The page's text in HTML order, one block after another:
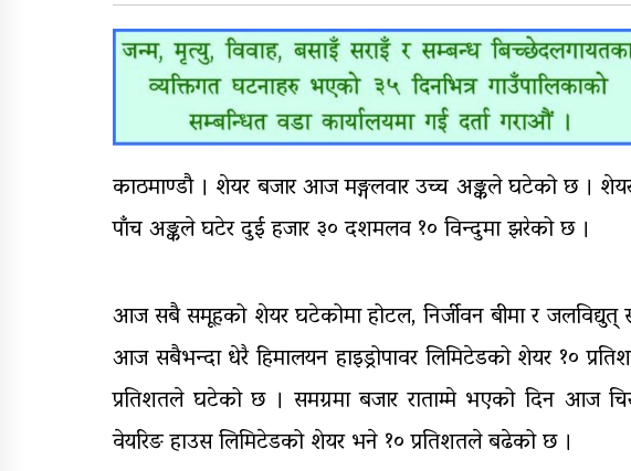
काठमाण्डौ । शेयर बजार आज मङ्गलवार उच्च अङ्कले घटेको छ ।
पाँच अङ्कले घटेर दुई हजार ३० दशमलव १० विन्दुमा झरेको छ ।
आज सबै समूहको शेयर घटेकोमा होटल, निर्जीवन बीमा र
आज सबैभन्दा धेरै हिमालयन हाइड्रोपावर लिमिटेडको शेयर १०
प्रतिशतले घटेको छ । समग्रमा बजार राताम्मे भएको दिन आज
वेयरिङ हाउस लिमिटेडको शेयर भने १० प्रतिशतले बढेको छ ।